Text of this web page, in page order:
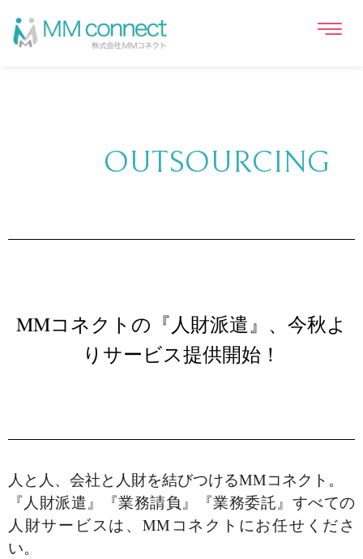
OUTSOURCING
MMコネクトの『人財派遣』、今秋よ
りサービス提供開始！
人と人、会社と人財を結びつけるMMコネクト。
『人財派遣』『業務請負』『業務委託』すべての
人財サービスは、MMコネクトにお任せくださ
い。